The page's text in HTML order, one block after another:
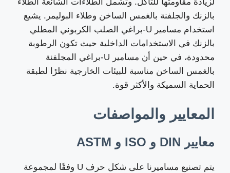
بالزنك والجلفنة بالغمس الساخن وطلاء البوليمر. يشيع
استخدام مسامير U-براغي الصلب الكربوني المطلي
بالزنك في الاستخدامات الداخلية حيث تكون الرطوبة
محدودة، في حين أن مسامير U-براغي المجلفنة
بالغمس الساخن مناسبة للبيئات الخارجية نظرًا لطبقة
الحماية السميكة والأكثر قوة.
المعايير والمواصفات
معايير DIN و ISO و ASTM
يتم تصنيع مساميرنا على شكل حرف U وفقًا لمجموعة